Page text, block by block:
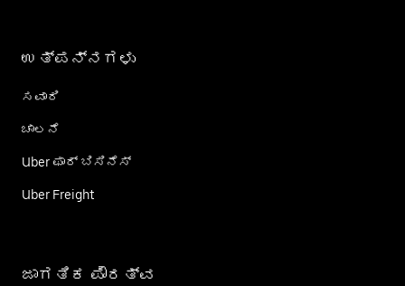
ಉತ್ಪನ್ನಗಳು
ಸವಾರಿ
ಚಾಲನೆ
Uber ಫಾರ್ ಬಿಸಿನೆಸ್
Uber Freight
ಜಾಗತಿಕ ಪೌರತ್ವ